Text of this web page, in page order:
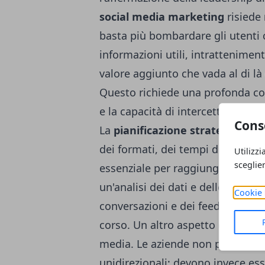
Cookie
social media marketing risiede
basta più bombardare gli utenti
informazioni utili,
valore aggiunto che vada al di
Questo richiede una profonda
e la capacità di intercettare i
La pianificazione strategica
dei formati, dei tempi di
essenziale per raggiungere
un'analisi dei dati e delle
conversazioni e dei feedback,
corso. Un altro aspetto da
media. Le aziende non possono